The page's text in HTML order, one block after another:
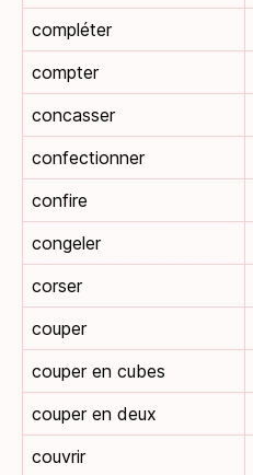
compléter
compter
concasser
confectionner
confire
congeler
corser
couper
couper en cubes
couper en deux
couvrir